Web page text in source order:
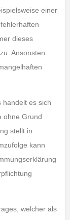
einer
dieses
Ansonsten
handelt es sich
ohne Grund
stellt in
kann
welcher als